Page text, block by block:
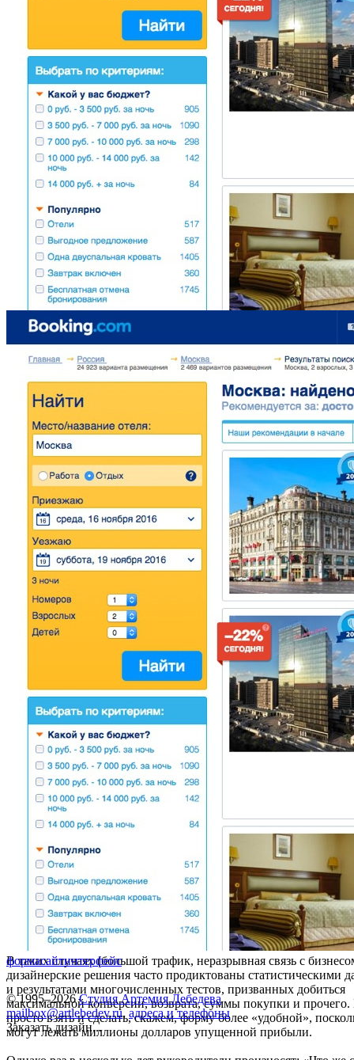
В таких случаях (большой трафик, неразрывная связь с
дизайнерские решения часто продиктованы статистическими
и результатами многочисленных тестов, призванных добиться
максимальной конверсии, возврата, суммы покупки и прочего.
просто взять и сделать, скажем, форму более «удобной»,
могут лежать миллионы долларов упущенной прибыли.
формасайтинтерфейс
© 1995–2026 Студия Артемия Лебедева
mailbox@artlebedev.ru, адреса и телефоны
Заказать дизайн...